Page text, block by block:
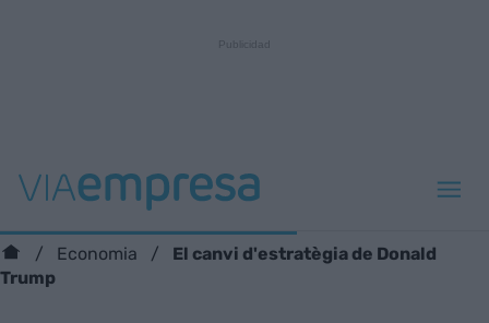
Economia
El canvi d'estratègia de Donald
Trump